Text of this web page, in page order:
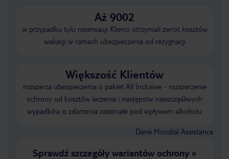
Aż 9002
w przypadku tylu rezerwacji Klienci otrzymali zwrot kosztów
wakacji w ramach ubezpieczenia od rezygnacji
Większość Klientów
rozszerza ubezpieczenia o pakiet All Inclusive - rozszerzenie
ochrony od kosztów leczenia i następstw nieszczęśliwych
wypadków o zdarzenia zaistniałe pod wpływem alkoholu
Dane Mondial Assistance
Sprawdź szczegóły wariantów ochrony»